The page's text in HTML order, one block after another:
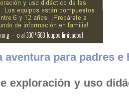
aventura para padres e
exploración y uso